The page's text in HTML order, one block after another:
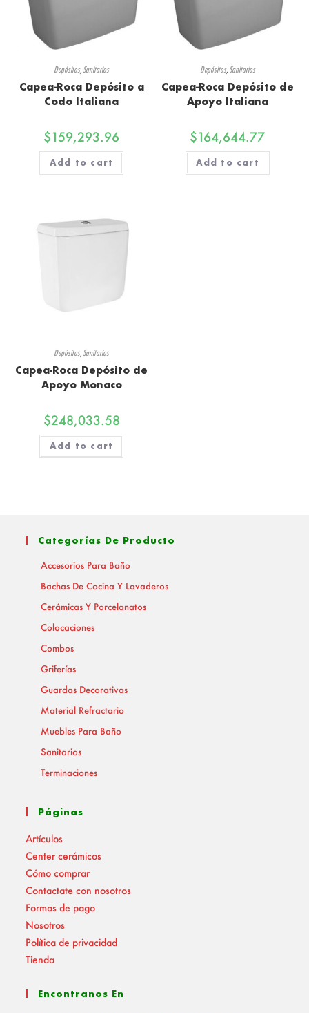
Depósitos, Sanitarios
Capea-Roca Depósito a
Codo Italiana
$159,293.96
Add to cart
Depósitos, Sanitarios
Capea-Roca Depósito de
Apoyo Italiana
$164,644.77
Add to cart
Depósitos, Sanitarios
Capea-Roca Depósito de
Apoyo Monaco
$248,033.58
Add to cart
Categorías De Producto
Accesorios Para Baño
Bachas De Cocina Y Lavaderos
Cerámicas Y Porcelanatos
Colocaciones
Combos
Griferías
Guardas Decorativas
Material Refractario
Muebles Para Baño
Sanitarios
Terminaciones
Páginas
Artículos
Center cerámicos
Cómo comprar
Contactate con nosotros
Formas de pago
Nosotros
Política de privacidad
Tienda
Encontranos En